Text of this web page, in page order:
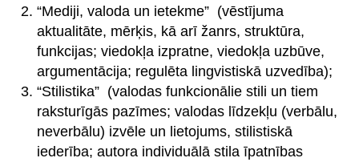
“Mediji, valoda un ietekme” (vēstījuma
aktualitāte, mērķis, kā arī žanrs, struktūra,
funkcijas; viedokļa izpratne, viedokļa uzbūve,
argumentācija; regulēta lingvistiskā uzvedība);
“Stilistika” (valodas funkcionālie stili un tiem
raksturīgās pazīmes; valodas līdzekļu (verbālu,
neverbālu) izvēle un lietojums, stilistiskā
iederība; autora individuālā stila īpatnības